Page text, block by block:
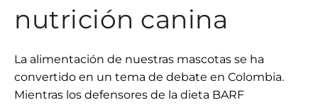
nutrición canina
La alimentación de nuestras mascotas se ha
convertido en un tema de debate en Colombia.
Mientras los defensores de la dieta BARF